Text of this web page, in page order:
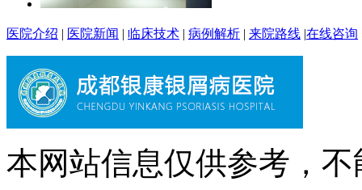
医院介绍 医院新闻 临床技术 病例解析 来院路线 在线咨询
本网站信息仅供参考，